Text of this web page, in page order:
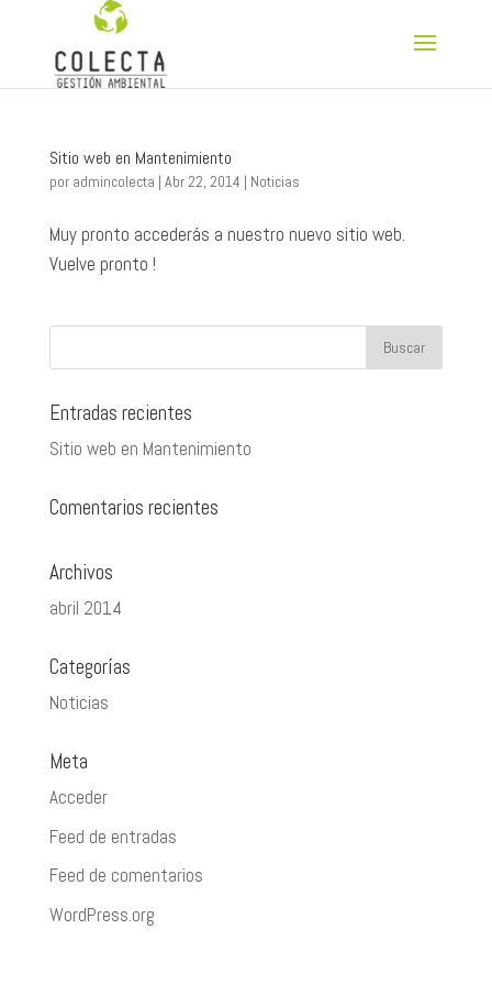
Sitio web en Mantenimiento
por admincolecta | Abr 22, 2014 | Noticias
Muy pronto accederás a nuestro nuevo sitio web.
Vuelve pronto !
Entradas recientes
Sitio web en Mantenimiento
Comentarios recientes
Archivos
abril 2014
Categorías
Noticias
Meta
Acceder
Feed de entradas
Feed de comentarios
WordPress.org